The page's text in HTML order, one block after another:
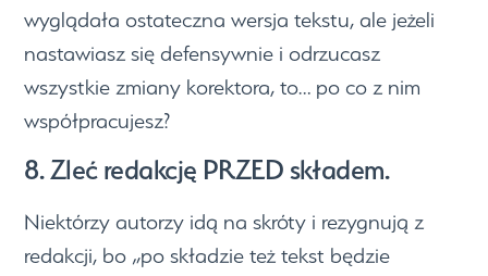
wyglądała ostateczna wersja tekstu, ale jeżeli
nastawiasz się defensywnie i odrzucasz
wszystkie zmiany korektora, to… po co z nim
współpracujesz?
8. Zleć redakcję PRZED składem.
Niektórzy autorzy idą na skróty i rezygnują z
redakcji, bo „po składzie też tekst będzie